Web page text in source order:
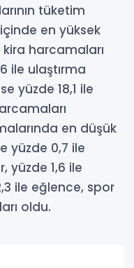
tüketim
en yüksek
harcamaları
ile ulaştırma
yüzde 18,1 ile
en düşük
yüzde 0,7 ile
yüzde 1,6 ile
ile eğlence, spor
oldu.